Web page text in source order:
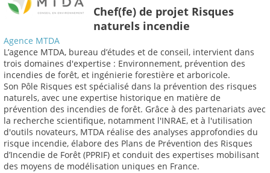
Chef(fe) de projet Risques
naturels incendie
Agence MTDA
L’agence MTDA, bureau d’études et de conseil, intervient dans
trois domaines d'expertise : Environnement, prévention des
incendies de forêt, et ingénierie forestière et arboricole.
Son Pôle Risques est spécialisé dans la prévention des risques
naturels, avec une expertise historique en matière de
prévention des incendies de forêt. Grâce à des partenariats avec
la recherche scientifique, notamment l'INRAE, et à l'utilisation
d'outils novateurs, MTDA réalise des analyses approfondies du
risque incendie, élabore des Plans de Prévention des Risques
d’Incendie de Forêt (PPRIF) et conduit des expertises mobilisant
des moyens de modélisation uniques en France.